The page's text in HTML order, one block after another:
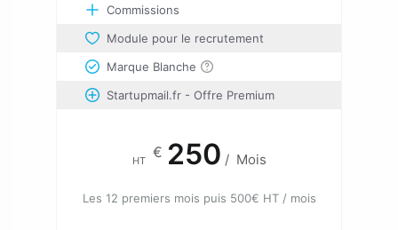
Commissions
Module pour le recrutement
Marque Blanche
Startupmail.fr - Offre Premium
HT € 250 / Mois
Les 12 premiers mois puis 500€ HT / mois